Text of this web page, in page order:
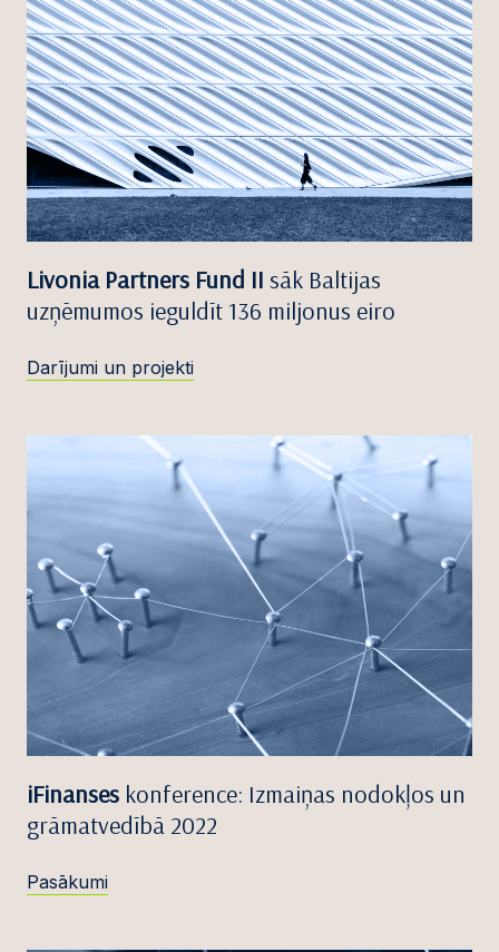
Livonia Partners Fund II sāk Baltijas
uzņēmumos ieguldīt 136 miljonus eiro
Darījumi un projekti
iFinanses konference: Izmaiņas nodokļos un
grāmatvedībā 2022
Pasākumi